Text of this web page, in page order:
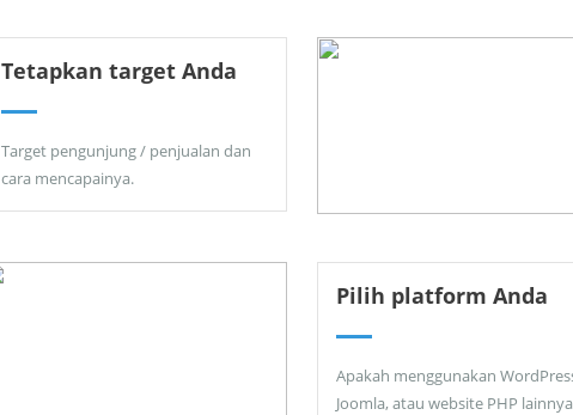
Tetapkan target Anda
Target pengunjung / penjualan dan
cara mencapainya.
Pilih platform Anda
Apakah menggunakan
Joomla, atau website PHP